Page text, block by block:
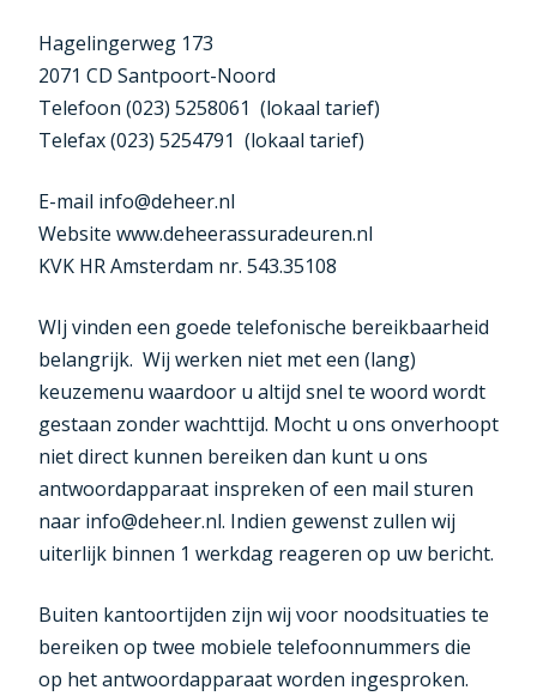
Hagelingerweg 173
2071 CD Santpoort-Noord
Telefoon (023) 5258061 (lokaal tarief)
Telefax (023) 5254791 (lokaal tarief)
E-mail info@deheer.nl
Website www.deheerassuradeuren.nl
KVK HR Amsterdam nr. 543.35108
WIj vinden een goede telefonische bereikbaarheid
belangrijk. Wij werken niet met een (lang)
keuzemenu waardoor u altijd snel te woord wordt
gestaan zonder wachttijd. Mocht u ons onverhoopt
niet direct kunnen bereiken dan kunt u ons
antwoordapparaat inspreken of een mail sturen
naar info@deheer.nl. Indien gewenst zullen wij
uiterlijk binnen 1 werkdag reageren op uw bericht.
Buiten kantoortijden zijn wij voor noodsituaties te
bereiken op twee mobiele telefoonnummers die
op het antwoordapparaat worden ingesproken.